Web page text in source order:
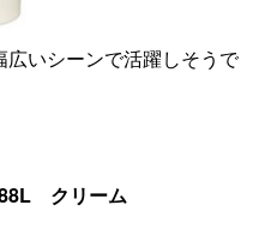
いシーンで活躍しそうで
クリーム